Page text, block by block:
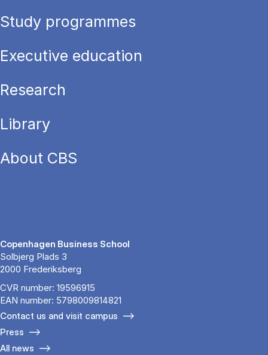
Study programmes
Executive education
Research
Library
About CBS
Copenhagen Business School
Solbjerg Plads 3
2000 Frederiksberg
CVR number: 19596915
EAN number: 5798009814821
Contact us and visit campus
Press
All news